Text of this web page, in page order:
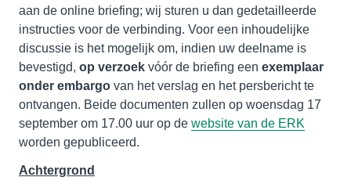
aan de online briefing; wij sturen u dan gedetailleerde
instructies voor de verbinding. Voor een inhoudelijke
discussie is het mogelijk om, indien uw deelname is
bevestigd, op verzoek vóór de briefing een exemplaar
onder embargo van het verslag en het persbericht te
ontvangen. Beide documenten zullen op woensdag 17
september om 17.00 uur op de website van de ERK
worden gepubliceerd.
Achtergrond